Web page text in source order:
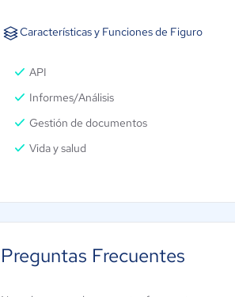
Características y Funciones de Figuro
API
Informes/Análisis
Gestión de documentos
Vida y salud
Preguntas Frecuentes